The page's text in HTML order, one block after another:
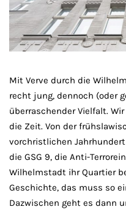
Mit Verve durch die
recht jung, dennoch (oder
überraschender Vielfalt.
die Zeit. Von der
vorchristlichen
die GSG 9, die Anti-
Wilhelmstadt ihr Quartier
Geschichte, das muss so
Dazwischen geht es dann